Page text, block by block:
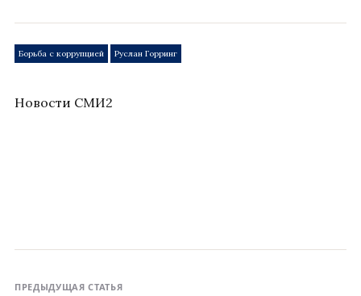
Борьба с коррупцией Руслан Горринг
Новости СМИ2
ПРЕДЫДУЩАЯ СТАТЬЯ